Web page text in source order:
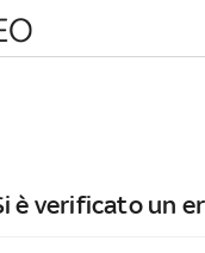
è verificato un